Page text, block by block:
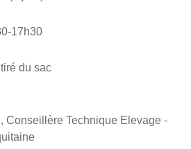
17h30
du sac
Conseillère Technique Elevage -